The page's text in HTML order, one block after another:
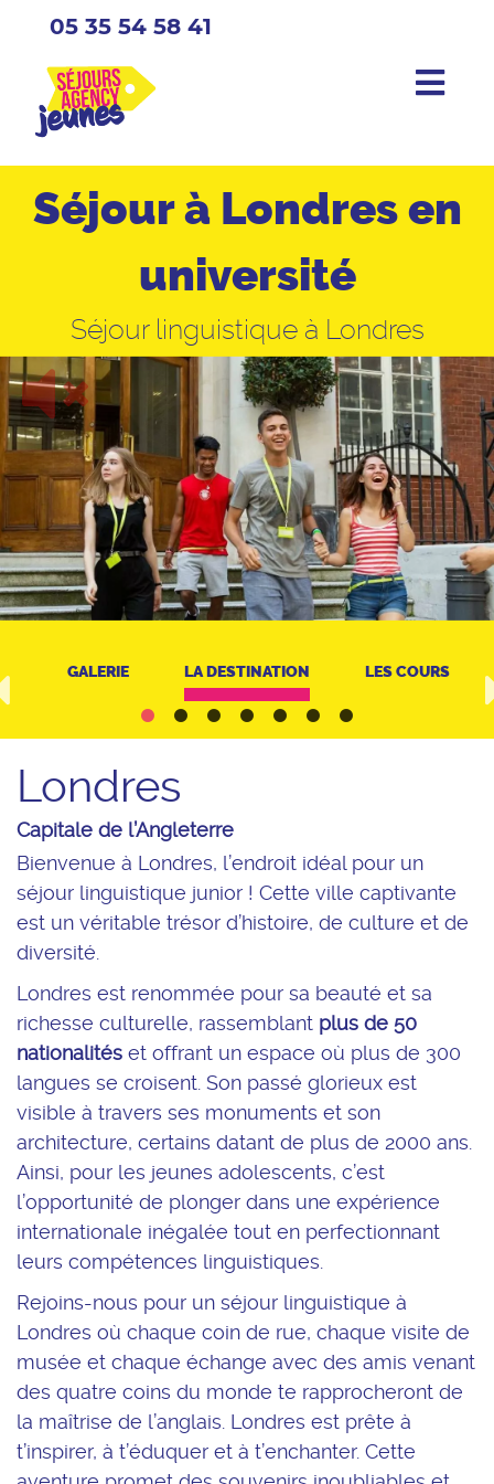
05 35 54 58 41
Séjour à Londres en
université
Séjour linguistique à Londres
GALERIE LA DESTINATION LES COURS
Londres
Capitale de l’Angleterre
Bienvenue à Londres, l’endroit idéal pour un
séjour linguistique junior ! Cette ville captivante
est un véritable trésor d’histoire, de culture et de
diversité.
Londres est renommée pour sa beauté et sa
richesse culturelle, rassemblant plus de 50
nationalités et offrant un espace où plus de 300
langues se croisent. Son passé glorieux est
visible à travers ses monuments et son
architecture, certains datant de plus de 2000 ans.
Ainsi, pour les jeunes adolescents, c’est
l’opportunité de plonger dans une expérience
internationale inégalée tout en perfectionnant
leurs compétences linguistiques.
Rejoins-nous pour un séjour linguistique à
Londres où chaque coin de rue, chaque visite de
musée et chaque échange avec des amis venant
des quatre coins du monde te rapprocheront de
la maîtrise de l’anglais. Londres est prête à
t’inspirer, à t’éduquer et à t’enchanter. Cette